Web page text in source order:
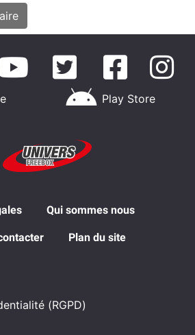
Play Store
Qui sommes nous
Plan du site
(RGPD)